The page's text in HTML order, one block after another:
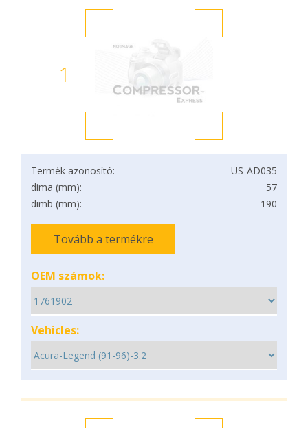
1
Termék azonosító:
US-AD035
dima (mm):
57
dimb (mm):
190
Tovább a termékre
OEM számok:
Vehicles: